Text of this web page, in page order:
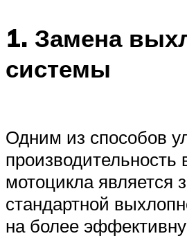
1. Замена
системы
Одним из способов
производительность
мотоцикла является
стандартной
на более